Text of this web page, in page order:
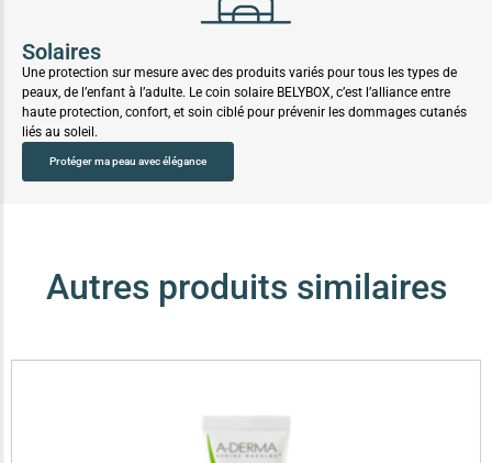
Solaires
Une protection sur mesure avec des produits variés pour tous les types de
peaux, de l’enfant à l’adulte. Le coin solaire BELYBOX, c’est l’alliance entre
haute protection, confort, et soin ciblé pour prévenir les dommages cutanés
liés au soleil.
Protéger ma peau avec élégance
Autres produits similaires